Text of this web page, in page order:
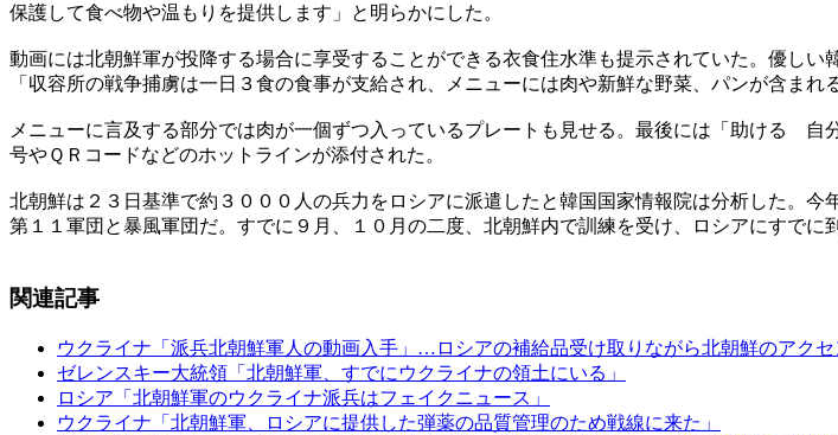
保護して食べ物や温もりを提供します」と明らかにした。
動画には北朝鮮軍が投降する場合に享受することができる衣食住水準も提示されていた。優し
「収容所の戦争捕虜は一日３食の食事が支給され、メニューには肉や新鮮な野菜、パンが含まれ
メニューに言及する部分では肉が一個ずつ入っているプレートも見せる。最後には「助ける
号やＱＲコードなどのホットラインが添付された。
北朝鮮は２３日基準で約３０００人の兵力をロシアに派遣したと韓国国家情報院は分析した。
第１１軍団と暴風軍団だ。すでに９月、１０月の二度、北朝鮮内で訓練を受け、ロシアにすでに
関連記事
ウクライナ「派兵北朝鮮軍人の動画入手」…ロシアの補給品受け取りながら北朝鮮のアクセ
ゼレンスキー大統領「北朝鮮軍、すでにウクライナの領土にいる」
ロシア「北朝鮮軍のウクライナ派兵はフェイクニュース」
ウクライナ「北朝鮮軍、ロシアに提供した弾薬の品質管理のため戦線に来た」